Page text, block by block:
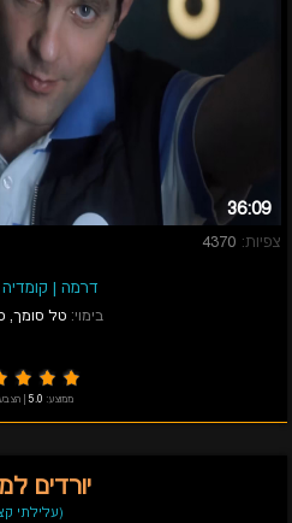
36:09
צפיות: 4370
דרמה | קומדיה
בימוי: טל סומך,
ממוצע: 5.0
|
יורדים
(עלילתי